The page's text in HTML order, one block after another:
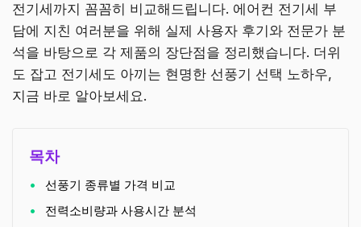
전기세까지 꼼꼼히 비교해드립니다. 에어컨 전기세 부
담에 지친 여러분을 위해 실제 사용자 후기와 전문가 분
석을 바탕으로 각 제품의 장단점을 정리했습니다. 더위
도 잡고 전기세도 아끼는 현명한 선풍기 선택 노하우,
지금 바로 알아보세요.
목차
선풍기 종류별 가격 비교
전력소비량과 사용시간 분석